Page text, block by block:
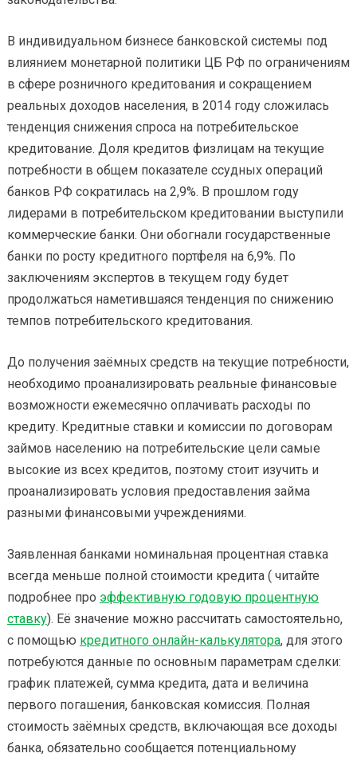
В индивидуальном бизнесе банковской системы под
влиянием монетарной политики ЦБ РФ по ограничениям
в сфере розничного кредитования и сокращением
реальных доходов населения, в 2014 году сложилась
тенденция снижения спроса на потребительское
кредитование. Доля кредитов физлицам на текущие
потребности в общем показателе ссудных операций
банков РФ сократилась на 2,9%. В прошлом году
лидерами в потребительском кредитовании выступили
коммерческие банки. Они обогнали государственные
банки по росту кредитного портфеля на 6,9%. По
заключениям экспертов в текущем году будет
продолжаться наметившаяся тенденция по снижению
темпов потребительского кредитования.
До получения заёмных средств на текущие потребности,
необходимо проанализировать реальные финансовые
возможности ежемесячно оплачивать расходы по
кредиту. Кредитные ставки и комиссии по договорам
займов населению на потребительские цели самые
высокие из всех кредитов, поэтому стоит изучить и
проанализировать условия предоставления займа
разными финансовыми учреждениями.
Заявленная банками номинальная процентная ставка
всегда меньше полной стоимости кредита ( читайте
подробнее про эффективную годовую процентную
ставку). Её значение можно рассчитать самостоятельно,
с помощью кредитного онлайн-калькулятора, для этого
потребуются данные по основным параметрам сделки:
график платежей, сумма кредита, дата и величина
первого погашения, банковская комиссия. Полная
стоимость заёмных средств, включающая все доходы
банка, обязательно сообщается потенциальному